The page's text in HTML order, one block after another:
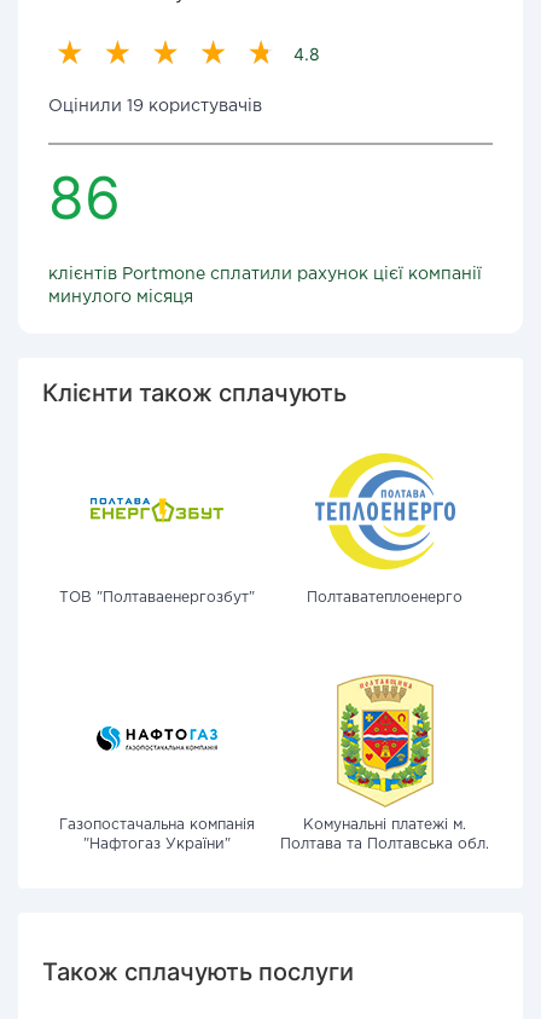
4.8
Оцінили 19 користувачів
86
клієнтів Portmone сплатили рахунок цієї компанії
минулого місяця
Клієнти також сплачують
ТОВ "Полтаваенергозбут" Полтаватеплоенерго
Газопостачальна компанія
"Нафтогаз України"
Комунальні платежі м.
Полтава та Полтавська обл.
Також сплачують послуги